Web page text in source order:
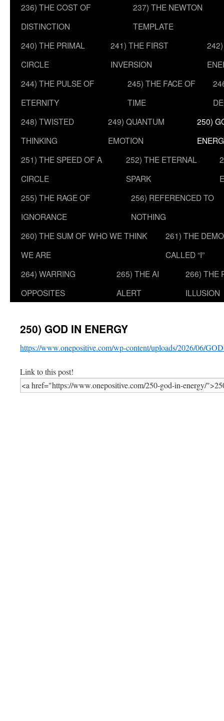
236) THE COST OF
DISTINCTION
237) THE NEWTON
TEMPLATE
240) THE PRIMAL
CIRCLE
241) THE FIRST
INVERSION
244) THE PULSE OF
ETERNITY
245) THE FACE OF
TIME
248) TWISTED
THINKING
249) QUANTUM
EMOTION
250)
251) THE SPEED OF A
CIRCLE
252) THE ETERNAL
SPARK
255) THE RAGE OF
IGNORANCE
256) REFERENCED TO
NOTHING
260) THE SUM OF WHO WE THINK
WE ARE
261) THE
CALLED “I”
264) WARRING
OPPOSITES
265) THE AI
ALERT
266) THE
ILLUSION
250) GOD IN ENERGY
https://www.onepositive.com/wp-content/uploads/2026/06/
Link to this post!